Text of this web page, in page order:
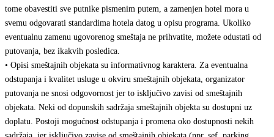
tome obavestiti sve putnike pismenim putem, a zamenjen hotel mora u
svemu odgovarati standardima hotela datog u opisu programa. Ukoliko
eventualnu zamenu ugovorenog smeštaja ne prihvatite, možete odustati od
putovanja, bez ikakvih posledica.
• Opisi smeštajnih objekata su informativnog karaktera. Za eventualna
odstupanja i kvalitet usluge u okviru smeštajnih objekata, organizator
putovanja ne snosi odgovornost jer to isključivo zavisi od smeštajnih
objekata. Neki od dopunskih sadržaja smeštajnih objekta su dostupni uz
doplatu. Postoji mogućnost odstupanja i promena oko dostupnosti nekih